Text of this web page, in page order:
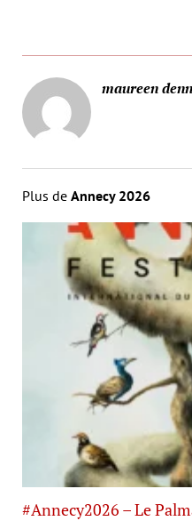
maureen
Plus de Annecy 2026
#Annecy2026 – Le